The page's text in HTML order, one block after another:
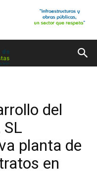
del
planta de
en